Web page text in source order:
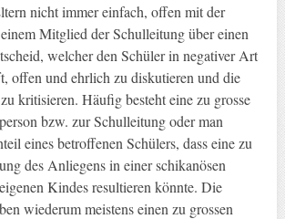
nicht immer einfach, offen mit der
Mitglied der Schulleitung über einen
welcher den Schüler in negativer Art
offen und ehrlich zu diskutieren und die
kritisieren. Häufig besteht eine zu grosse
bzw. zur Schulleitung oder man
eines betroffenen Schülers, dass eine zu
des Anliegens in einer schikanösen
Kindes resultieren könnte. Die
wiederum meistens einen zu grossen